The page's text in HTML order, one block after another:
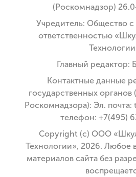
(Роскомнадзор)
Учредитель: Общество
ответственностью
Главный редактор:
Контактные данные
государственных органов
Роскомнадзора): Эл. почта:
телефон: +7(495)
Copyright (с) ООО
Технологии», 2026. Любое
материалов сайта без